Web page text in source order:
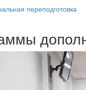
переподготовка